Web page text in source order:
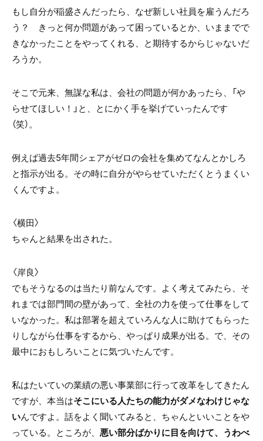
もし自分が稲盛さんだったら、なぜ新しい社員を雇うんだろ
う？ きっと何か問題があって困っているとか、いままでで
きなかったことをやってくれる、と期待するからじゃないだ
ろうか。
そこで元来、無謀な私は、会社の問題が何かあったら、「や
らせてほしい！」と、とにかく手を挙げていったんです
（笑）。
例えば過去5年間シェアがゼロの会社を集めてなんとかしろ
と指示が出る。その時に自分がやらせていただくとうまくい
くんですよ。
〈横田〉
ちゃんと結果を出された。
〈岸良〉
でもそうなるのは当たり前なんです。よく考えてみたら、そ
れまでは部門間の壁があって、全社の力を使って仕事をして
いなかった。私は部署を超えていろんな人に助けてもらった
りしながら仕事をするから、やっぱり成果が出る。で、その
最中におもしろいことに気づいたんです。
私はたいていの業績の悪い事業部に行って改革をしてきたん
ですが、本当はそこにいる人たちの能力がダメなわけじゃな
いんですよ。話をよく聞いてみると、ちゃんといいことをや
っている。ところが、 悪い部分ばかりに目を向けて、うわべ